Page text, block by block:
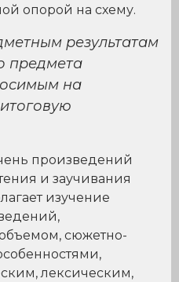
опорой на схему.
результатам
предмета
на
произведений
и заучивания
изучение
сюжетно-
лексическим,